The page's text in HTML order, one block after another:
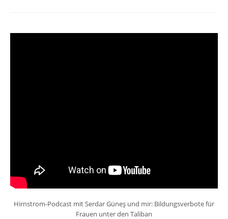
Hirnstrom-Podcast mit Serdar Güneş und mir: Bildungsverbote für
Frauen unter den Taliban